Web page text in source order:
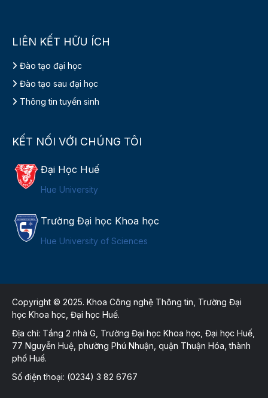
LIÊN KẾT HỮU ÍCH
Đào tạo đại học
Đào tạo sau đại học
Thông tin tuyển sinh
KẾT NỐI VỚI CHÚNG TÔI
Đại Học Huế
Hue University
Trường Đại học Khoa học
Hue University of Sciences
Copyright © 2025. Khoa Công nghệ Thông tin, Trường Đại
học Khoa học, Đại học Huế.
Địa chỉ: Tầng 2 nhà G, Trường Đại học Khoa học, Đại học Huế,
77 Nguyễn Huệ, phường Phú Nhuận, quận Thuận Hóa, thành
phố Huế.
Số điện thoại: (0234) 3 82 6767